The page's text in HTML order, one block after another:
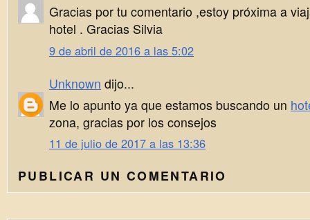
Gracias por tu comentario ,estoy próxima a
hotel . Gracias Silvia
9 de abril de 2016 a las 5:02
Unknown dijo...
Me lo apunto ya que estamos buscando un
zona, gracias por los consejos
11 de julio de 2017 a las 13:36
PUBLICAR UN COMENTARIO